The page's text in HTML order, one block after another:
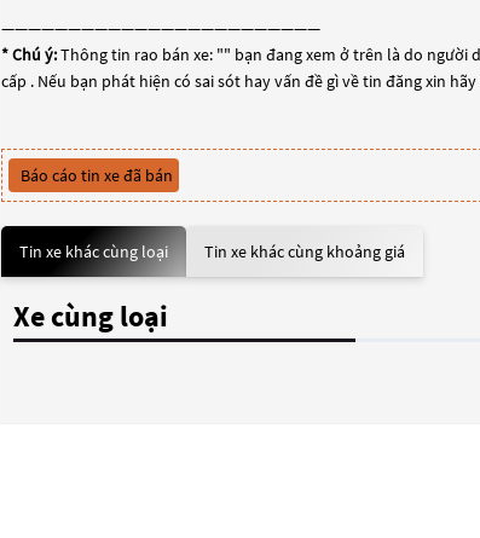
————————————————————————
* Chú ý:Thông tin rao bán xe: "" bạn đang xem ở trên là do người
cấp . Nếu bạn phát hiện có sai sót hay vấn đề gì về tin đăng xin
Báo cáo tin xe đã bán
Tin xe khác cùng loại Tin xe khác cùng khoảng giá
Xe cùng loại